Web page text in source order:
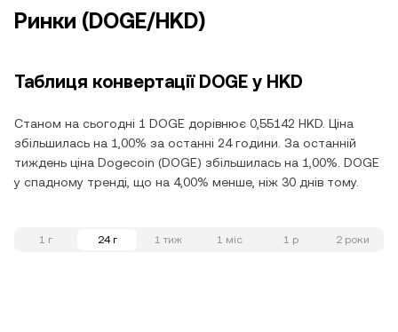
Ринки (DOGE/HKD)
Таблиця конвертації DOGE у HKD
Станом на сьогодні 1 DOGE дорівнює 0,55142 HKD. Ціна
збільшилась на 1,00% за останні 24 години. За останній
тиждень ціна Dogecoin (DOGE) збільшилась на 1,00%. DOGE
у спадному тренді, що на 4,00% менше, ніж 30 днів тому.
1 г 24 г 1 тиж 1 міс 1 р 2 роки